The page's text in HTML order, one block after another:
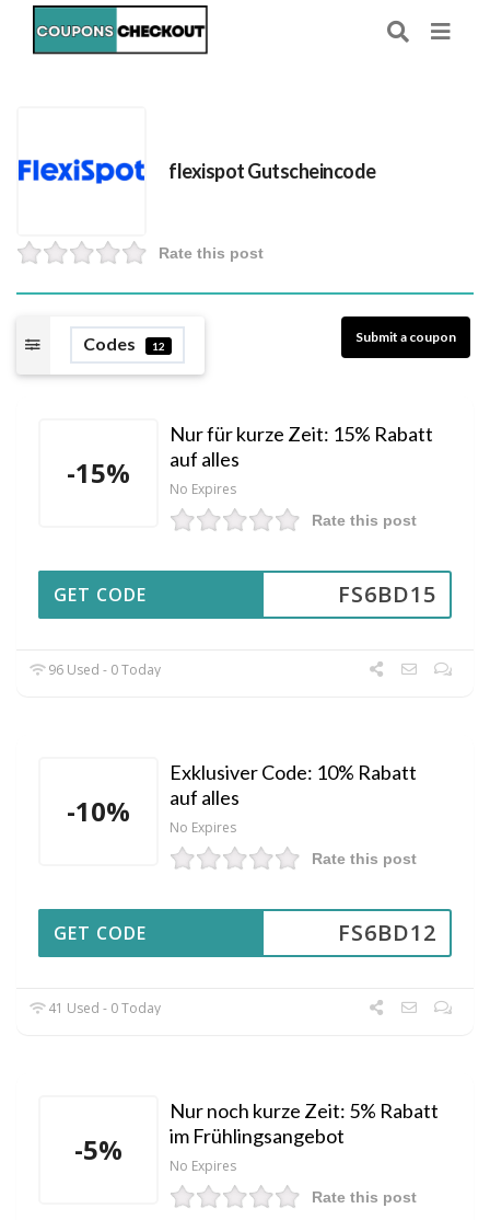
flexispot Gutscheincode
Rate this post
Codes 12
Submit a coupon
-15%
Nur für kurze Zeit: 15% Rabatt
auf alles
No Expires
Rate this post
FS6BD15
GET CODE
96 Used - 0 Today
-10%
Exklusiver Code: 10% Rabatt
auf alles
No Expires
Rate this post
FS6BD12
GET CODE
41 Used - 0 Today
-5%
Nur noch kurze Zeit: 5% Rabatt
im Frühlingsangebot
No Expires
Rate this post